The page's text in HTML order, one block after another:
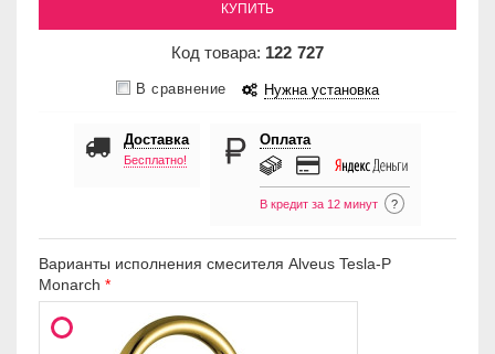
КУПИТЬ
Код товара: 122 727
В сравнение Нужна установка
Доставка
Бесплатно!
Оплата
В кредит за 12 минут ?
Варианты исполнения смесителя Alveus Tesla-P
Monarch